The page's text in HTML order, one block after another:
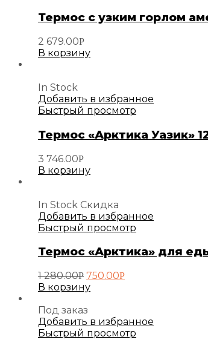
Термос с узким горлом
2 679.00Р
В корзину
In Stock
Добавить в избранное
Быстрый просмотр
Термос «Арктика Уазик»
3 746.00Р
В корзину
In Stock Скидка
Добавить в избранное
Быстрый просмотр
Термос «Арктика» для
1 280.00Р Первоначальная
цена
1
280.00руб..
750.00РТекущая
В корзину
Под заказ
Добавить в избранное
Быстрый просмотр